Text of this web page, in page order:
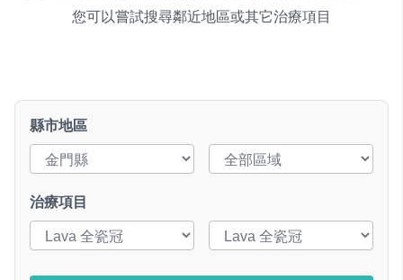
您可以嘗試搜尋鄰近地區或其它治療項目
縣市地區
治療項目